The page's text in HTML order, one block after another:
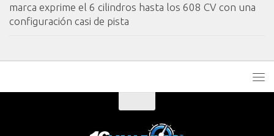
marca exprime el 6 cilindros hasta los 608 CV con una
configuración casi de pista